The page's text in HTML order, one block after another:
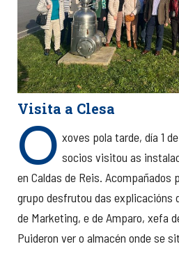
Visita a Clesa
O xoves pola tarde, día 1
socios visitou as
en Caldas de Reis. Acompañados
grupo desfrutou das explicacións
de Marketing, e de Amparo, xefa
Puideron ver o almacén onde se